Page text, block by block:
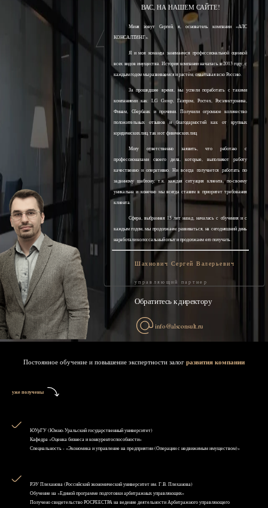
ВАС, НА НАШЕМ САЙТЕ!
Меня зовут Сергей, я, основатель компании «АЛС
КОНСАЛТИНГ».
Я и моя команда занимаемся профессиональной оценкой
всех видов имущества. История компании началась в 2013 году, с
каждым годом мы развиваемся и растём, охватывая всю Россию.
За прошедшее время, мы успели поработать с такими
компаниями как: LG Group, Газпром, Ростех, Росэлектроника,
Финам, Сбербанк и прочими. Получили огромное количество
положительных отзывов и благодарностей как от крупных
юридических лиц, так и от физических лиц.
Могу ответственно заявить, что работаю с
профессионалами своего дела, которые, выполняют работу
качественно и оперативно. Ни всегда получается работать по
заданному шаблону, т.к. каждая ситуация клиента, по-своему
уникальна и конечно мы всегда ставим в приоритет требования
клиента.
Сфера, выбранная 15 лет назад, началась с обучения и с
каждым годом, мы продолжаем развиваться, на сегодняшний день
наработали колоссальный опыт и продолжаем его получать.
Шахнович Сергей Валерьевич
управляющий партнер
Обратитесь к директору
info@alsconsult.ru
Постоянное обучение и повышение экспертности залог развития компании
уже получены
ЮУрГУ (Южно-Уральский государственный университет)
Кафедра «Оценка бизнеса и конкурентоспособности»
Специальность - «Экономика и управление на предприятии (Операции с недвижимым имуществом)»
РЭУ Плеханова (Российский экономический университет им. Г.В. Плеханова)
Обучение на «Единой программе подготовки арбитражных управляющих»
Получено свидетельство РОСРЕЕСТРА на ведение деятельности Арбитражного управляющего